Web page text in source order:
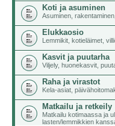
Koti ja asuminen
Asuminen,
Elukkaosio
Lemmikit, kotieläimet,
Kasvit ja puutarha
Viljely, huonekasvit,
Raha ja virastot
Kela-asiat,
Matkailu ja retkeily
Matkailu kotimaassa ja
lasten/lemmikkien